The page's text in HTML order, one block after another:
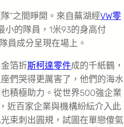
”之間睜開。來自蕪湖經VW零
小的隊員，1米93的身高付
員成分呈現在場上。
箔折斯柯達零件成的千紙鶴，
們哭得更厲害了，他們的海水
積極助力。從世界500強企業
近百家企業與機構紛紜介入此
束刺出圓規，試圖在單戀傻氣